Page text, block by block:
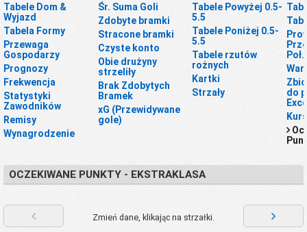
Tabele Dom &
Wyjazd
Tabela Formy
Przewaga
Gospodarzy
Prognozy
Frekwencja
Statystyki
Zawodników
Remisy
Wynagrodzenie
Śr. Suma Goli
Zdobyte bramki
Stracone bramki
Czyste konto
Obie drużyny
strzeliły
Brak Zdobytych
Bramek
xG (Przewidywane
gole)
Tabele Powyżej 0.5-
5.5
Tabele Poniżej 0.5-
5.5
Tabele rzutów
rożnych
Kartki
Strzały
Poł.
do
Kurs
OCZEKIWANE PUNKTY - EKSTRAKLASA
Zmień dane, klikając na strzałki.